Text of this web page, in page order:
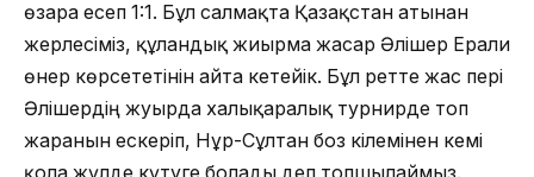
өзара есеп 1:1. Бұл салмақта Қазақстан атынан
жерлесіміз, құландық жиырма жасар Әлішер Ерғали
өнер көрсететінін айта кетейік. Бұл ретте жас пері
Әлішердің жуырда халықаралық турнирде топ
жарғанын ескеріп, Нұр-Сұлтан боз кілемінен кемі
қола жүлде күтуге болады деп топшылаймыз.